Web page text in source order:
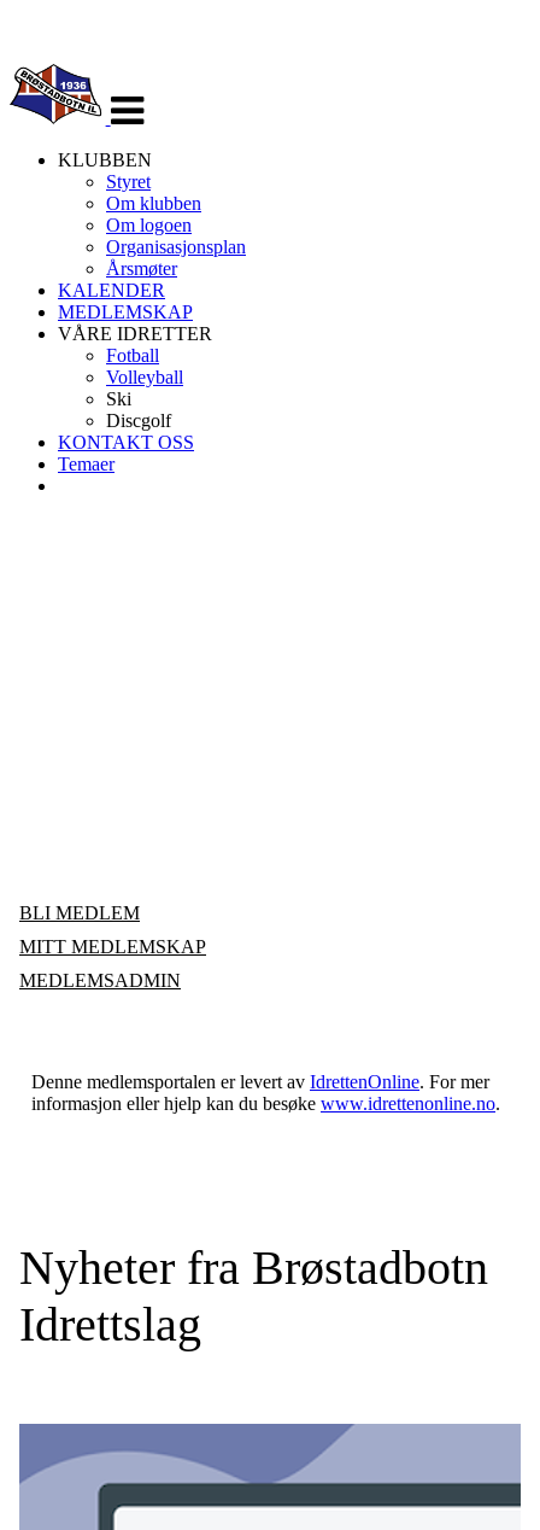
navigasjon
KLUBBEN
Styret
Om klubben
Om logoen
Organisasjonsplan
Årsmøter
KALENDER
MEDLEMSKAP
VÅRE IDRETTER
Fotball
Volleyball
Ski
Discgolf
KONTAKT OSS
Temaer
BLI MEDLEM
MITT MEDLEMSKAP
MEDLEMSADMIN
Denne medlemsportalen er levert av IdrettenOnline. For mer
informasjon eller hjelp kan du besøke www.idrettenonline.no.
Nyheter fra Brøstadbotn
Idrettslag